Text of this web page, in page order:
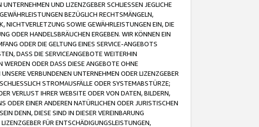
UND LIZENZGEBER SCHLIESSEN JEGLICHE
BEZÜGLICH RECHTSMÄNGELN,
NICHTVERLETZUNG SOWIE GEWÄHRLEISTUNGEN EIN, DIE
ODER HANDELSBRÄUCHEN ERGEBEN. WIR KÖNNEN EIN
ODER DIE GELTUNG EINES SERVICE-ANGEBOTS
DASS DIE SERVICEANGEBOTE WEITERHIN
WERDEN ODER DASS DIESE ANGEBOTE OHNE
VERBUNDENEN UNTERNEHMEN ODER LIZENZGEBER
STROMAUSFÄLLE ODER SYSTEMABSTÜRZE;
VERLUST IHRER WEBSITE ODER VON DATEN, BILDERN,
ODER EINER ANDEREN NATÜRLICHEN ODER JURISTISCHEN
DENN, DIESE SIND IN DIESER VEREINBARUNG
FÜR ENTSCHÄDIGUNGSLEISTUNGEN,